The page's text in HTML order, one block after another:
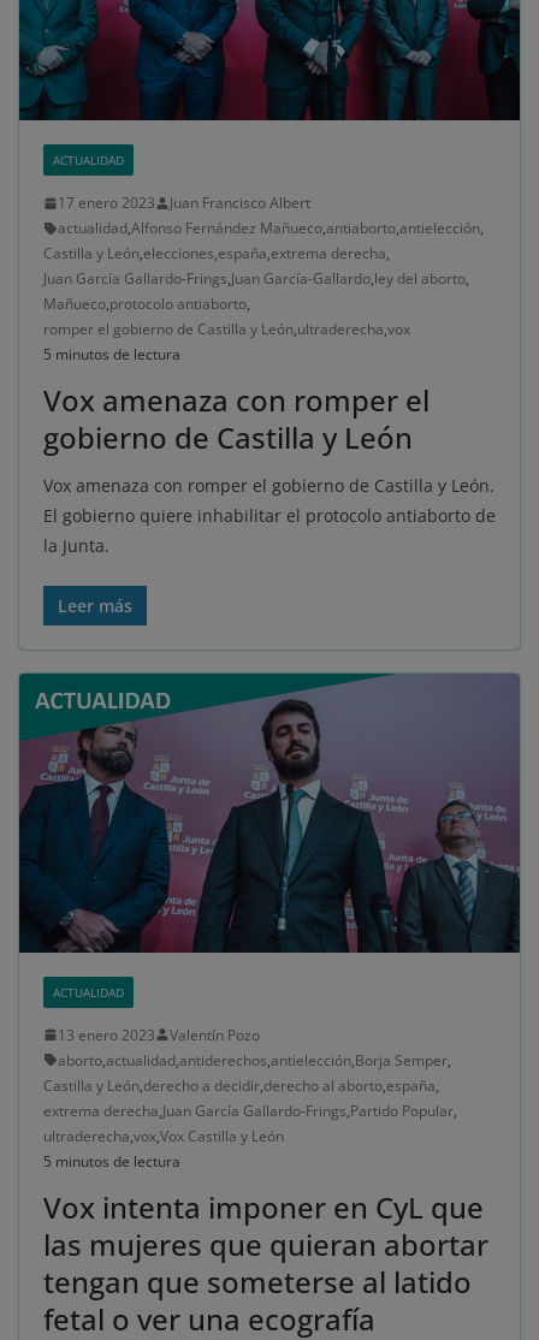
ACTUALIDAD
17 enero 2023
Juan Francisco Albert
actualidad,Alfonso Fernández Mañueco,antiaborto,antielección,
Castilla y León,elecciones,españa,extrema derecha,
Juan García Gallardo-Frings,Juan García-Gallardo,ley del aborto,
Mañueco,protocolo antiaborto,
romper el gobierno de Castilla y León,ultraderecha,vox
5 minutos de lectura
Vox amenaza con romper el
gobierno de Castilla y León
Vox amenaza con romper el gobierno de Castilla y León.
El gobierno quiere inhabilitar el protocolo antiaborto de
la Junta.
Leer más
ACTUALIDAD
13 enero 2023
Valentín Pozo
aborto,actualidad,antiderechos,antielección,Borja Semper,
Castilla y León,derecho a decidir,derecho al aborto,españa,
extrema derecha,Juan García Gallardo-Frings,Partido Popular,
ultraderecha,vox,Vox Castilla y León
5 minutos de lectura
Vox intenta imponer en CyL que
las mujeres que quieran abortar
tengan que someterse al latido
fetal o ver una ecografía